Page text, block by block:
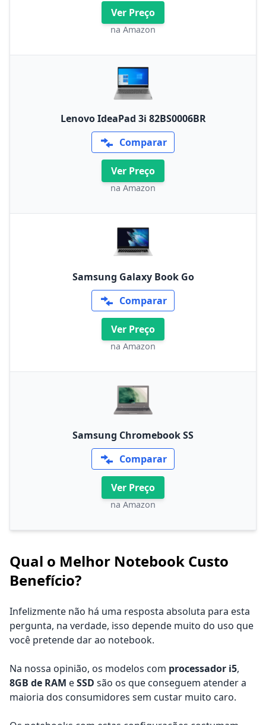
Ver Preço
na Amazon
Lenovo IdeaPad 3i 82BS0006BR
Comparar
Ver Preço
na Amazon
Samsung Galaxy Book Go
Comparar
Ver Preço
na Amazon
Samsung Chromebook SS
Comparar
Ver Preço
na Amazon
Qual o Melhor Notebook Custo
Benefício?
Infelizmente não há uma resposta absoluta para esta
pergunta, na verdade, isso depende muito do uso que
você pretende dar ao notebook.
Na nossa opinião, os modelos com processador i5,
8GB de RAM eSSD são os que conseguem atender a
maioria dos consumidores sem custar muito caro.